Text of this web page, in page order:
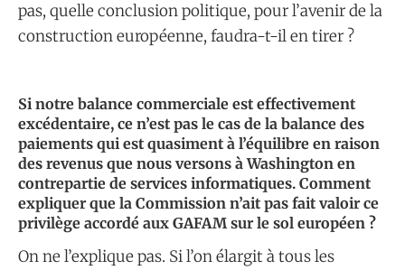
pas, quelle conclusion politique, pour l’avenir de la
construction européenne, faudra-t-il en tirer ?
Si notre balance commerciale est effectivement
excédentaire, ce n’est pas le cas de la balance des
paiements qui est quasiment à l’équilibre en raison
des revenus que nous versons à Washington en
contrepartie de services informatiques. Comment
expliquer que la Commission n’ait pas fait valoir ce
privilège accordé aux GAFAM sur le sol européen ?
On ne l’explique pas. Si l’on élargit à tous les